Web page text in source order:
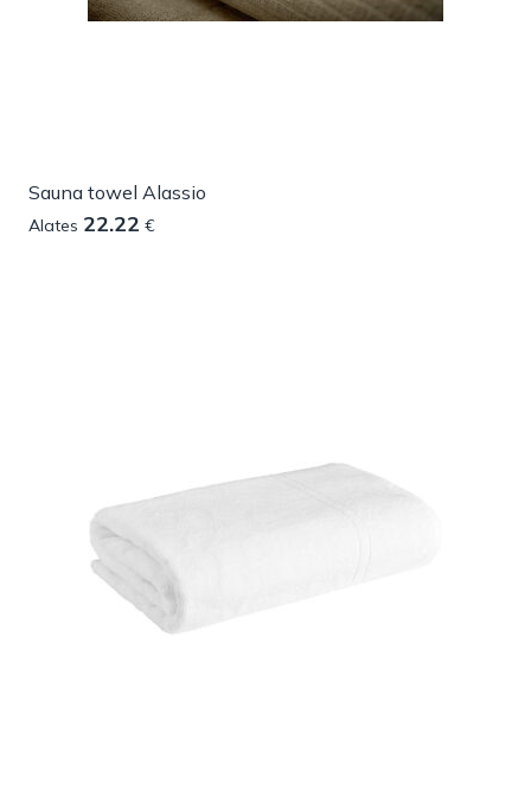
Sauna towel Alassio
Alates 22.22 €